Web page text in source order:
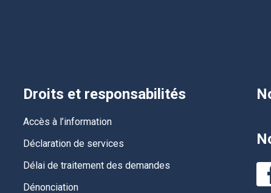
Droits et responsabilités
Accès à l’information
Déclaration de services
Délai de traitement des demandes
Dénonciation